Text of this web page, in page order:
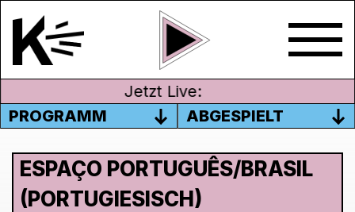
Jetzt Live:
PROGRAMM
ABGESPIELT
ESPAÇO PORTUGUÊS/BRASIL
(PORTUGIESISCH)